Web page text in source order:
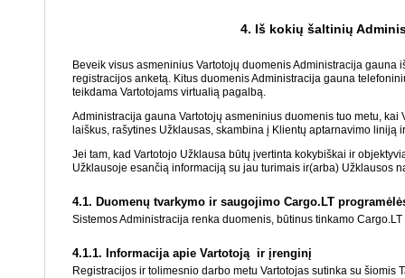
4. Iš kokių šaltinių
Beveik visus asmeninius Vartotojų duomenis Administracija
registracijos anketą. Kitus duomenis Administracija gauna
teikdama Vartotojams virtualią pagalbą.
Administracija gauna Vartotojų asmeninius duomenis tuo metu,
laiškus, rašytines Užklausas, skambina į Klientų aptarnavimo liniją
Jei tam, kad Vartotojo Užklausa būtų įvertinta kokybiškai ir
Užklausoje esančią informaciją su jau turimais ir(arba) Užklausos
4.1. Duomenų tvarkymo ir saugojimo Cargo.LT
Sistemos Administracija renka duomenis, būtinus tinkamo Cargo.LT
4.1.1. Informacija apie Vartotoją ir įrenginį
Registracijos ir tolimesnio darbo metu Vartotojas sutinka su